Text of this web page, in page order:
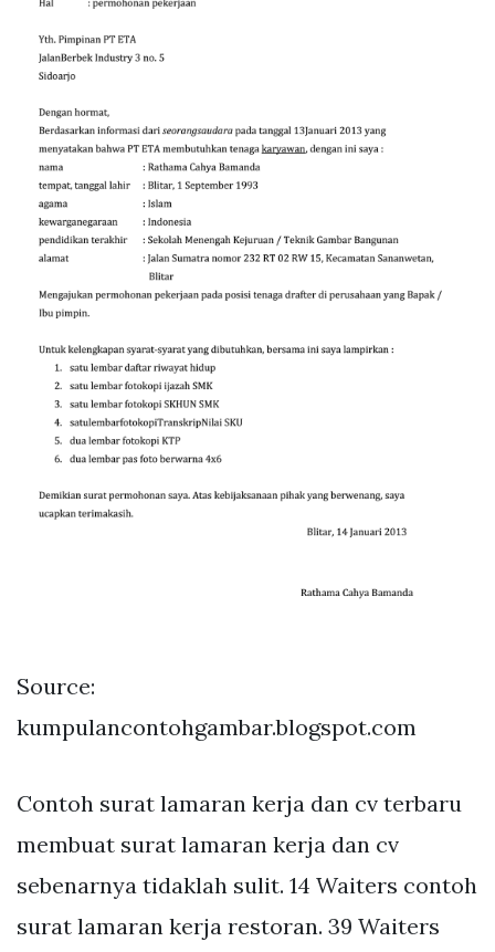
Source:
kumpulancontohgambar.blogspot.com
Contoh surat lamaran kerja dan cv terbaru
membuat surat lamaran kerja dan cv
sebenarnya tidaklah sulit. 14 Waiters contoh
surat lamaran kerja restoran. 39 Waiters